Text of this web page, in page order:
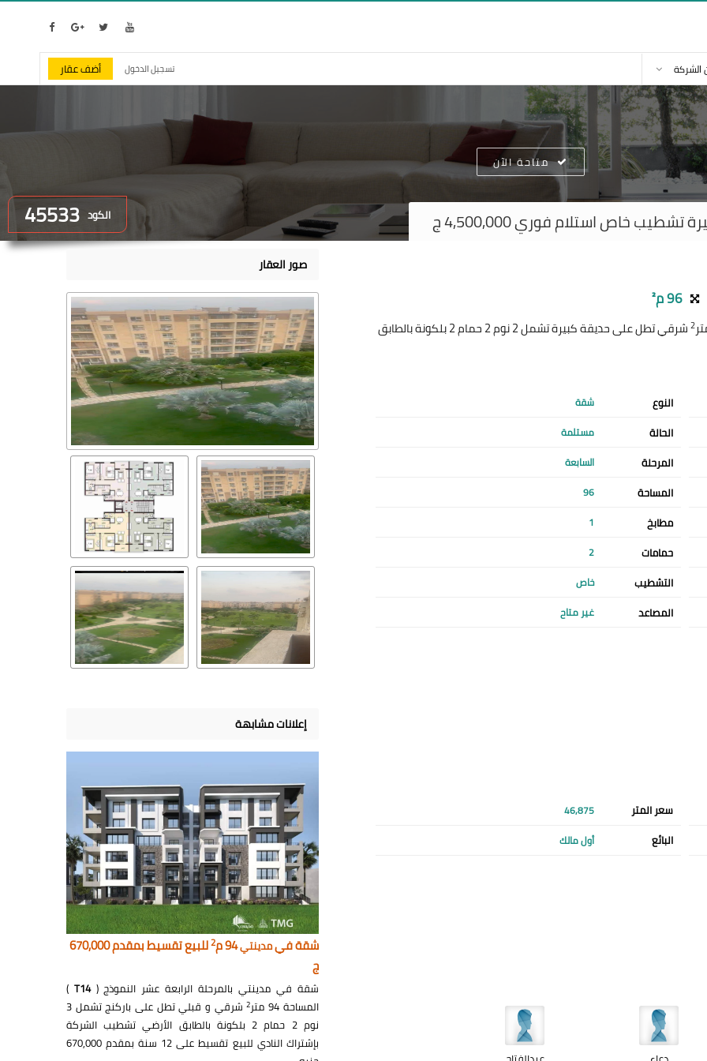
الشركة تسجيل الدخول أضف عقار
الكود 45533 خاص استلام فوري 4,500,000 ج
متاحة الآن
96 م²
2 شرقي تطل على حديقة كبيرة تشمل 2 نوم 2 حمام 2 بلكونة بالطابق
النوع شقة
الحالة مستلمة
المرحلة السابعة
المساحة 96
مطابخ 1
حمامات 2
التشطيب خاص
المصاعد غير متاح
سعر المتر 46,875
البائع أول مالك
صور العقار
إعلانات مشابهة
شقة فيمدينتي94 م 2
للبيع تقسيط بمقدم 670,000
ج
شقة في مدينتي بالمرحلة الرابعة عشر النموذج (T14
)
المساحة 94 متر
2
شرقي و قبلي تطل على باركنج تشمل 3
نوم 2 حمام 2 بلكونة بالطابق الأرضي تشطيب الشركة
بإشتراك النادي للبيع تقسيط على 12 سنة بمقدم 670,000